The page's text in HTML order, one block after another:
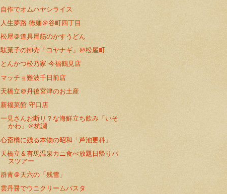
自作でオムハヤシライス
人生夢路 徳麺＠谷町四丁目
松屋＠道具屋筋のかすうどん
駄菓子の卸売「コヤナギ」＠松屋町
とんかつ松乃家 今福鶴見店
マッチョ難波千日前店
天橋立＠丹後宮津のお土産
新福菜館 守口店
一見さんお断り？な海鮮立ち飲み「いそ
かわ」＠杭瀬
心斎橋に残る本物の昭和「芦池更科」
天橋立＆有馬温泉カニ食べ放題日帰りバ
スツアー
群青＠天六の「残雪」
雲丹醤でウニクリームパスタ